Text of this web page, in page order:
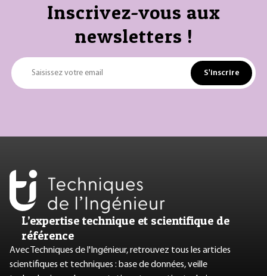
Inscrivez-vous aux
newsletters !
Saisissez votre email S'inscrire
L’expertise technique et scientifique de
référence
Avec Techniques de l'Ingénieur, retrouvez tous les articles
scientifiques et techniques : base de données, veille